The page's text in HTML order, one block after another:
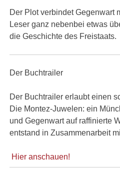
Der Plot verbindet Gegenwart
Leser ganz nebenbei etwas
die Geschichte des Freistaats.
Der Buchtrailer
Der Buchtrailer erlaubt einen
Die Montez-Juwelen: ein
und Gegenwart auf raffinierte
entstand in Zusammenarbeit
Hier anschauen!